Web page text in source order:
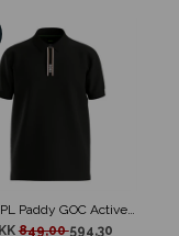
BOSS PL Paddy GOC Active Pima Cotton Polo Sort
849,00594,30